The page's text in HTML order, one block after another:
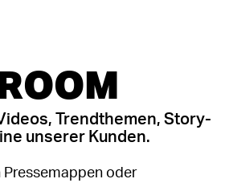
Trendthemen, Story-
unserer Kunden.
Pressemappen oder